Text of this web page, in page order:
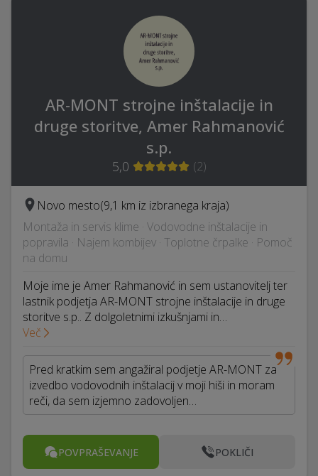
AR-MONT strojne inštalacije in
druge storitve, Amer Rahmanović
s.p.
5,0 (2)
Novo mesto(9,1 km iz izbranega kraja)
Montaža in servis klime · Vodovodne inštalacije in
popravila · Najem kombijev · Toplotne črpalke · Pomoč
na domu
Moje ime je Amer Rahmanović in sem ustanovitelj ter
lastnik podjetja AR-MONT strojne inštalacije in druge
storitve s.p.. Z dolgoletnimi izkušnjami in…
Več
Pred kratkim sem angažiral podjetje AR-MONT za
izvedbo vodovodnih inštalacij v moji hiši in moram
reči, da sem izjemno zadovoljen…
POVPRAŠEVANJE POKLIČI